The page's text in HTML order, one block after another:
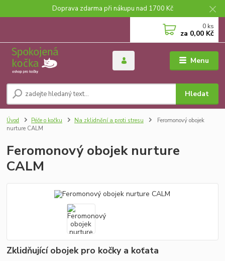
Doprava zdarma při nákupu nad 1700 Kč
Menu
Hledat
0 ks
za 0,00 Kč
Úvod Péče o kočku Na zklidnění a proti stresu
Feromonový obojek
nurture CALM
Feromonový obojek nurture
CALM
Zklidňující obojek pro kočky a koťata